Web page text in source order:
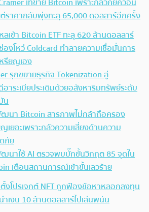
ราคากลับพุ่งทะลุ 65,000 ดอลลาร์อีกครั้ง
ลเข้า Bitcoin ETF ทะลุ 620 ล้านดอลลาร์
งโหว่ Coldcard ทำลายความเชื่อมั่นการ
รียญเอง
รุกขยายธุรกิจ Tokenization สู่
าระเบียประเดิมด้วยอสังหาริมทรัพย์ระดับ
น
นา Bitcoin สารภาพไม่กล้าถือครอง
เยอะเพราะกลัวความเสี่ยงด้านความ
ภัย
นาใช้ AI ตรวจพบบั๊กขั้นวิกฤต 85 จุดใน
เตือนสถานการณ์เข้าขั้นเลวร้าย
งโปรเจกต์ NFT ถูกฟ้องข้อหาหลอกลงทุน
ำเงิน 10 ล้านดอลลาร์ไปเล่นพนัน